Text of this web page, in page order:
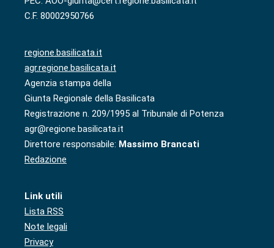
C.F. 80002950766
regione.basilicata.it
agr.regione.basilicata.it
Agenzia stampa della
Giunta Regionale della Basilicata
Registrazione n. 209/1995 al Tribunale di Potenza
agr@regione.basilicata.it
Direttore responsabile: Massimo Brancati
Redazione
Link utili
Lista RSS
Note legali
Privacy